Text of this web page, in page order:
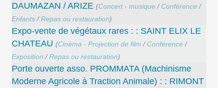
DAUMAZAN / ARIZE (Concert - musique / Conférence /
Enfants /Repas ou restauration)
Expo-vente de végétaux rares : : SAINT ELIX LE
CHATEAU (Cinéma - Projection de film / Conférence /
Exposition /Repas ou restauration)
Porte ouverte asso. PROMMATA (Machinisme
Moderne Agricole à Traction Animale) : : RIMONT